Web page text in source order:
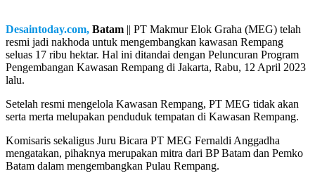
Desaintoday.com, Batam || PT Makmur Elok Graha (MEG) telah
resmi jadi nakhoda untuk mengembangkan kawasan Rempang
seluas 17 ribu hektar. Hal ini ditandai dengan Peluncuran Program
Pengembangan Kawasan Rempang di Jakarta, Rabu, 12 April 2023
lalu.
Setelah resmi mengelola Kawasan Rempang, PT MEG tidak akan
serta merta melupakan penduduk tempatan di Kawasan Rempang.
Komisaris sekaligus Juru Bicara PT MEG Fernaldi Anggadha
mengatakan, pihaknya merupakan mitra dari BP Batam dan Pemko
Batam dalam mengembangkan Pulau Rempang.